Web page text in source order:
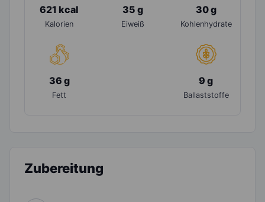
621 kcal
Kalorien
35 g
Eiweiß
30 g
Kohlenhydrate
36 g
Fett
9 g
Ballaststoffe
Zubereitung